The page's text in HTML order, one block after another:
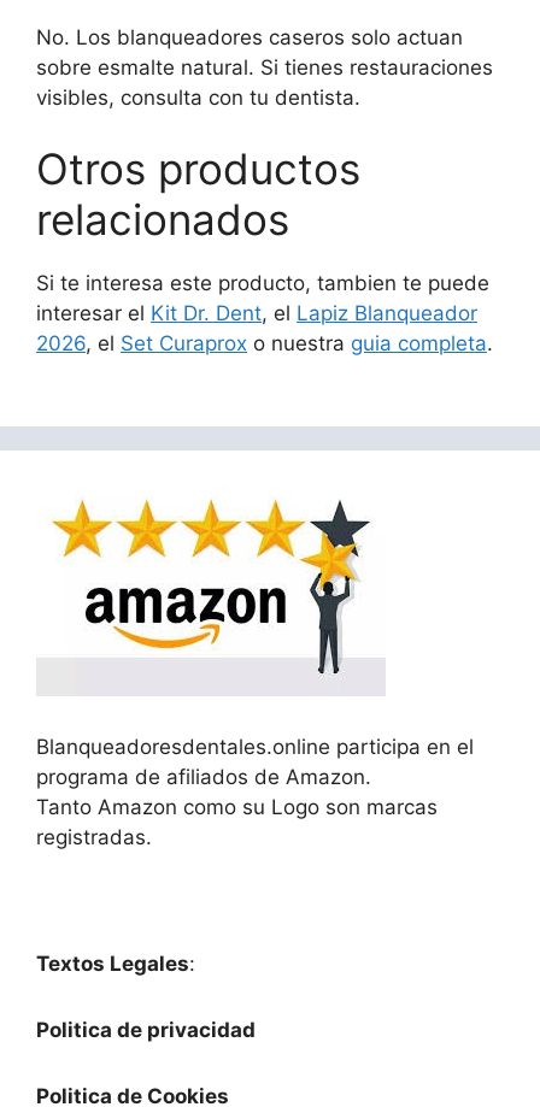
No. Los blanqueadores caseros solo actuan
sobre esmalte natural. Si tienes restauraciones
visibles, consulta con tu dentista.
Otros productos
relacionados
Si te interesa este producto, tambien te puede
interesar el Kit Dr. Dent, el Lapiz Blanqueador
2026, el Set Curaprox o nuestra guia completa.
Blanqueadoresdentales.online participa en el
programa de afiliados de Amazon.
Tanto Amazon como su Logo son marcas
registradas.
Textos Legales:
Politica de privacidad
Politica de Cookies